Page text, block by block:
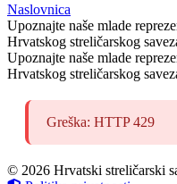
Naslovnica
Upoznajte naše mlade
Hrvatskog streličarskog
Upoznajte naše mlade
Hrvatskog streličarskog
Greška: HTTP 429
© 2026 Hrvatski streličarski